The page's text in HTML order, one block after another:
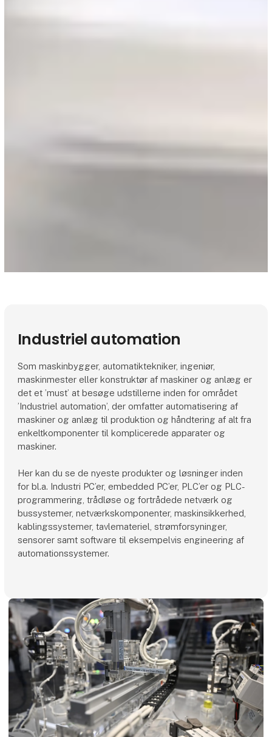
Industriel automation
Som maskinbygger, automatiktekniker, ingeniør,
maskinmester eller konstruktør af maskiner og anlæg er
det et ’must’ at besøge udstillerne inden for området
’Industriel automation’, der omfatter automatisering af
maskiner og anlæg til produktion og håndtering af alt fra
enkeltkomponenter til komplicerede apparater og
maskiner.
Her kan du se de nyeste produkter og løsninger inden
for bl.a. Industri PC’er, embedded PC’er, PLC’er og PLC-
programmering, trådløse og fortrådede netværk og
bussystemer, netværkskomponenter, maskinsikkerhed,
kablingssystemer, tavlemateriel, strømforsyninger,
sensorer samt software til eksempelvis engineering af
automationssystemer.